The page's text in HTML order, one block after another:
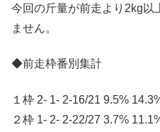
今回の斤量が前走より2kg以
ません。
◆前走枠番別集計
１枠 2- 1- 2-16/21 9.5%
２枠 1- 2- 2-22/27 3.7%